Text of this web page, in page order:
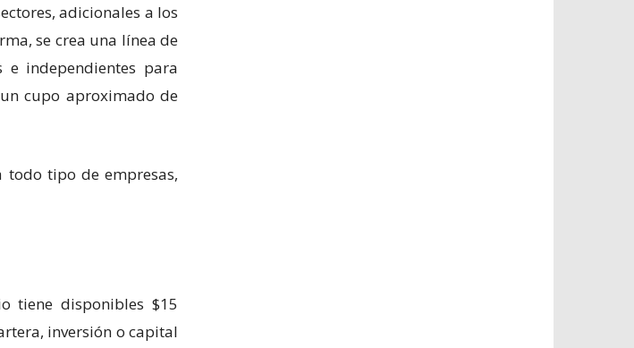
adicionales a los
se crea una línea de
e independientes para
cupo aproximado de
todo tipo de empresas,
tiene disponibles $15
inversión o capital